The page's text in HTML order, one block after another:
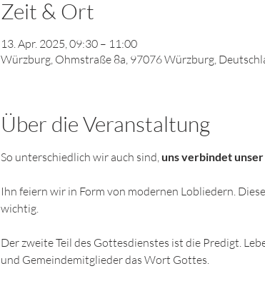
Zeit & Ort
13. Apr. 2025, 09:30 – 11:00
Würzburg, Ohmstraße 8a, 97076 Würzburg,
Über die Veranstaltung
So unterschiedlich wir auch sind, uns verbindet
Ihn feiern wir in Form von modernen Lobliedern.
wichtig.
Der zweite Teil des Gottesdienstes ist die Predigt.
und Gemeindemitglieder das Wort Gottes.